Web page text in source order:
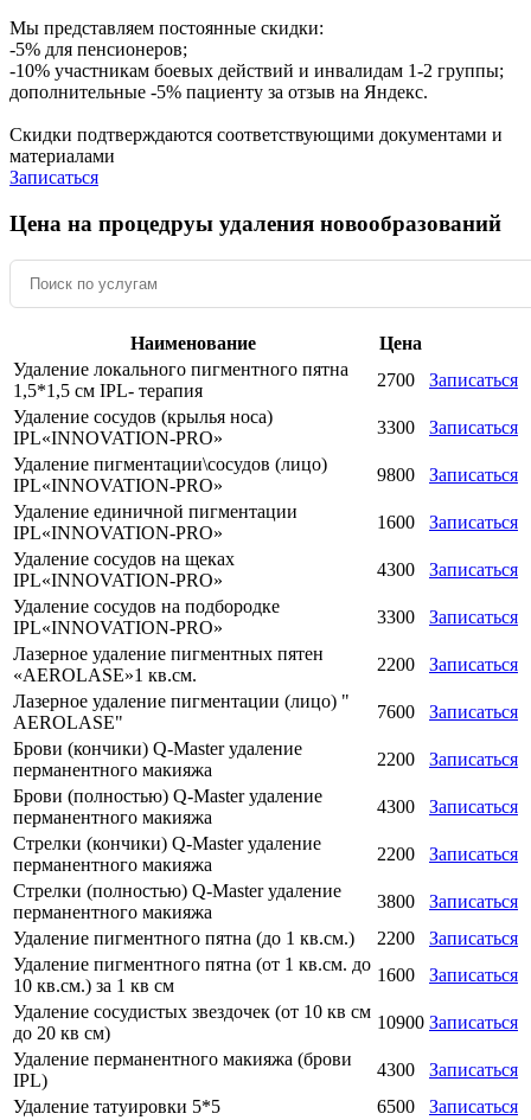
Мы представляем постоянные скидки:
-5% для пенсионеров;
-10% участникам боевых действий и инвалидам 1-2 группы;
дополнительные -5% пациенту за отзыв на Яндекс.
Скидки подтверждаются соответствующими документами и
материалами
Записаться
Цена на процедруы удаления новообразований
Наименование
Цена
Удаление локального пигментного пятна
1,5*1,5 см IPL- терапия
2700
Записаться
Удаление сосудов (крылья носа)
IPL«INNOVATION-PRO»
3300
Записаться
Удаление пигментации\сосудов (лицо)
IPL«INNOVATION-PRO»
9800
Записаться
Удаление единичной пигментации
IPL«INNOVATION-PRO»
1600
Записаться
Удаление сосудов на щеках
IPL«INNOVATION-PRO»
4300
Записаться
Удаление сосудов на подбородке
IPL«INNOVATION-PRO»
3300
Записаться
Лазерное удаление пигментных пятен
«AEROLASE»1 кв.см.
2200
Записаться
Лазерное удаление пигментации (лицо) "
AEROLASE"
7600
Записаться
Брови (кончики) Q-Master удаление
перманентного макияжа
2200
Записаться
Брови (полностью) Q-Master удаление
перманентного макияжа
4300
Записаться
Стрелки (кончики) Q-Master удаление
перманентного макияжа
2200
Записаться
Стрелки (полностью) Q-Master удаление
перманентного макияжа
3800
Записаться
Удаление пигментного пятна (до 1 кв.см.)
2200
Записаться
Удаление пигментного пятна (от 1 кв.см. до
10 кв.см.) за 1 кв см
1600
Записаться
Удаление сосудистых звездочек (от 10 кв см
до 20 кв см)
10900 Записаться
Удаление перманентного макияжа (брови
IPL)
4300
Записаться
Удаление татуировки 5*5
6500
Записаться